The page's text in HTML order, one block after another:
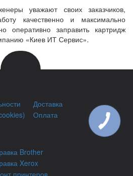
уважают своих заказчиков,
качественно и максимально
оперативно заправить картридж
«Киев ИТ Сервис».
Доставка
Оплата
Brother
Xerox